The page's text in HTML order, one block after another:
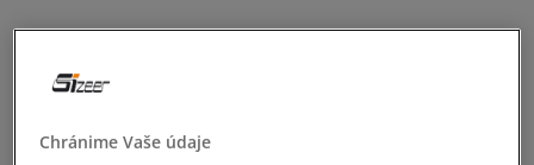
DRESS GIRL
5.0
Chránime Vaše údaje